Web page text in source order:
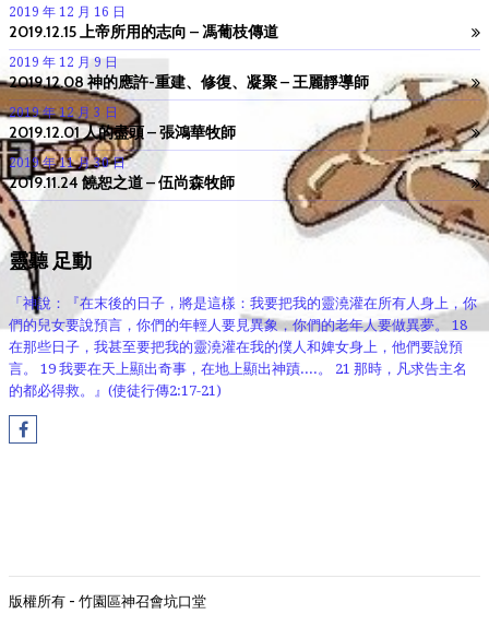
2019 年 12 月 16 日
2019.12.15 上帝所用的志向 – 馮葡枝傳道
2019 年 12 月 9 日
2019.12.08 神的應許-重建、修復、凝聚 – 王麗靜導師
2019 年 12 月 3 日
2019.12.01 人的盡頭 – 張鴻華牧師
2019 年 11 月 30 日
2019.11.24 饒恕之道 – 伍尚森牧師
靈聽 足動
「神說：『在末後的日子，將是這樣：我要把我的靈澆灌在所有人身上，你
們的兒女要說預言，你們的年輕人要見異象，你們的老年人要做異夢。 18
在那些日子，我甚至要把我的靈澆灌在我的僕人和婢女身上，他們要說預
言。 19 我要在天上顯出奇事，在地上顯出神蹟....。 21 那時，凡求告主名
的都必得救。』(使徒行傳2:17-21)
版權所有 - 竹園區神召會坑口堂